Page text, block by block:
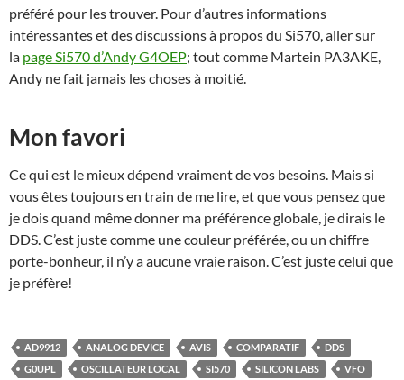
préféré pour les trouver. Pour d’autres informations
intéressantes et des discussions à propos du Si570, aller sur
la page Si570 d’Andy G4OEP; tout comme Martein PA3AKE,
Andy ne fait jamais les choses à moitié.
Mon favori
Ce qui est le mieux dépend vraiment de vos besoins. Mais si
vous êtes toujours en train de me lire, et que vous pensez que
je dois quand même donner ma préférence globale, je dirais le
DDS. C’est juste comme une couleur préférée, ou un chiffre
porte-bonheur, il n’y a aucune vraie raison. C’est juste celui que
je préfère!
AD9912 ANALOG DEVICE AVIS COMPARATIF
DDS
G0UPL
OSCILLATEUR LOCAL SI570 SILICON LABS VFO